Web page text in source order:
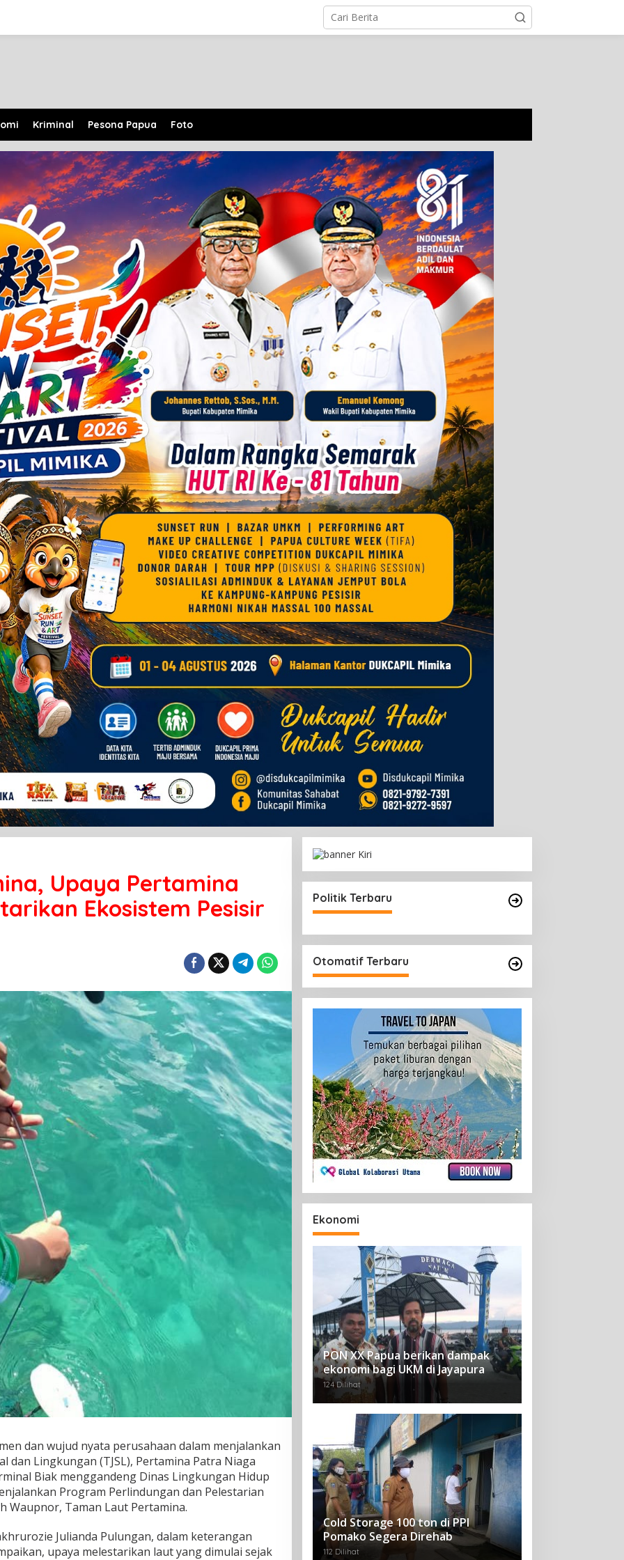
Kriminal Pesona Papua Foto
Upaya Pertamina
Ekosistem Pesisir
dan wujud nyata perusahaan dalam menjalankan
dan Lingkungan (TJSL), Pertamina Patra Niaga
Biak menggandeng Dinas Lingkungan Hidup
Program Perlindungan dan Pelestarian
Waupnor, Taman Laut Pertamina.
Julianda Pulungan, dalam keterangan
upaya melestarikan laut yang dimulai sejak
Politik Terbaru
Otomatif Terbaru
Ekonomi
PON XX Papua berikan dampak
ekonomi bagi UKM di Jayapura
124 Dilihat
Cold Storage 100 ton di PPI
Pomako Segera Direhab
112 Dilihat